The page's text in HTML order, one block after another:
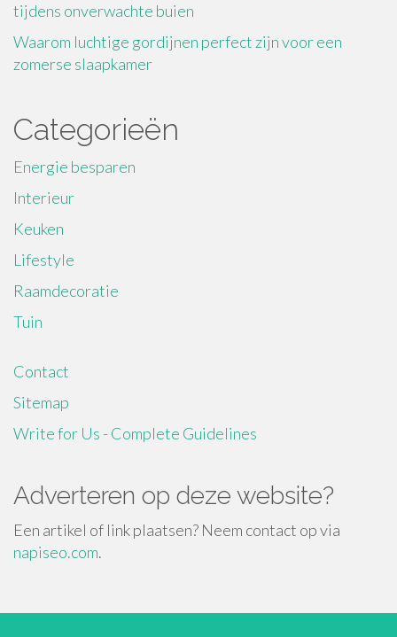
tijdens onverwachte buien
Waarom luchtige gordijnen perfect zijn voor een
zomerse slaapkamer
Categorieën
Energie besparen
Interieur
Keuken
Lifestyle
Raamdecoratie
Tuin
Contact
Sitemap
Write for Us - Complete Guidelines
Adverteren op deze website?
Een artikel of link plaatsen? Neem contact op via
napiseo.com.